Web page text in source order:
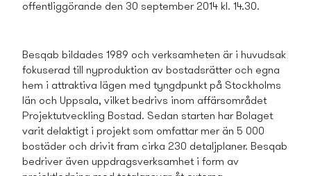
offentliggörande den 30 september 2014 kl. 14.30.
Besqab bildades 1989 och verksamheten är i huvudsak
fokuserad till nyproduktion av bostads­rätter och egna
hem i attraktiva lägen med tyngdpunkt på Stockholms
län och Uppsala, vilket bedrivs inom affärsområdet
Projektutveckling Bostad. Sedan starten har Bolaget
varit delaktigt i projekt som omfattar mer än 5 000
bostäder och drivit fram cirka 230 detaljplaner. Besqab
bedriver även uppdragsverksamhet i form av